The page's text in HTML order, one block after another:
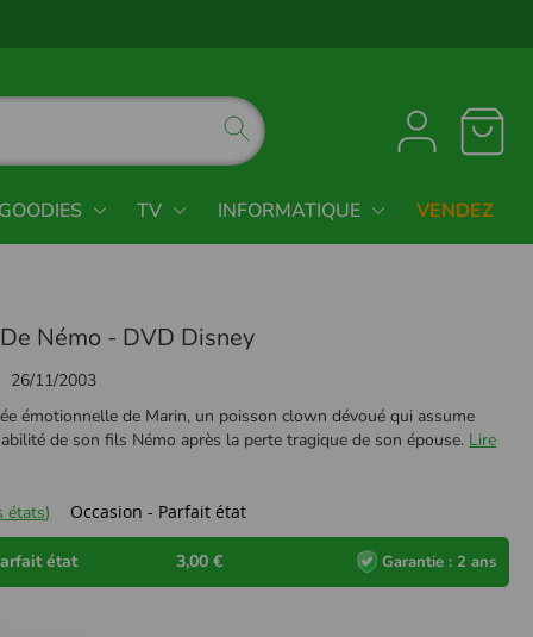
TV INFORMATIQUE VENDEZ
Némo - DVD Disney
26/11/2003
émotionnelle de Marin, un poisson clown dévoué qui assume
de son fils Némo après la perte tragique de son épouse. Lire
états) Occasion - Parfait état
état 3,00 € Garantie : 2 ans